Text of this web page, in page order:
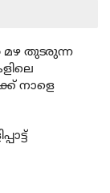
തുടരുന്ന
നാളെ